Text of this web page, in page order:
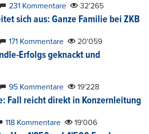
231 Kommentare 32'265
sich aus: Ganze Familie bei ZKB
171 Kommentare 20'059
Erfolgs geknackt und
95 Kommentare 19'228
Fall reicht direkt in Konzernleitung
118 Kommentare 19'006